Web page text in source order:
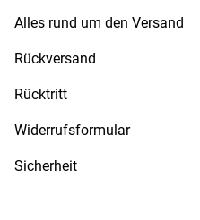
Alles rund um den Versand
Rückversand
Rücktritt
Widerrufsformular
Sicherheit